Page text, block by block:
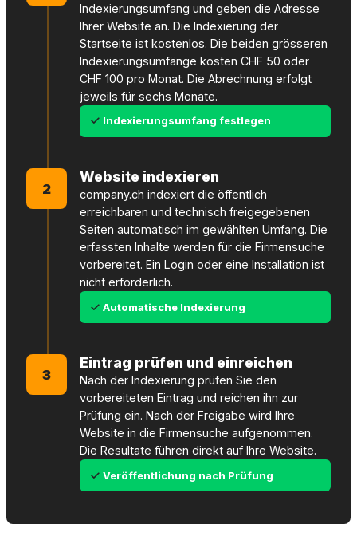
Indexierungsumfang und geben die Adresse
Ihrer Website an. Die Indexierung der
Startseite ist kostenlos. Die beiden grösseren
Indexierungsumfänge kosten CHF 50 oder
CHF 100 pro Monat. Die Abrechnung erfolgt
jeweils für sechs Monate.
Indexierungsumfang festlegen
2
Website indexieren
company.ch indexiert die öffentlich
erreichbaren und technisch freigegebenen
Seiten automatisch im gewählten Umfang. Die
erfassten Inhalte werden für die Firmensuche
vorbereitet. Ein Login oder eine Installation ist
nicht erforderlich.
Automatische Indexierung
3
Eintrag prüfen und einreichen
Nach der Indexierung prüfen Sie den
vorbereiteten Eintrag und reichen ihn zur
Prüfung ein. Nach der Freigabe wird Ihre
Website in die Firmensuche aufgenommen.
Die Resultate führen direkt auf Ihre Website.
Veröffentlichung nach Prüfung